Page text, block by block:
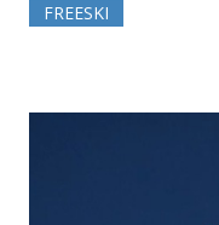
FREESKI